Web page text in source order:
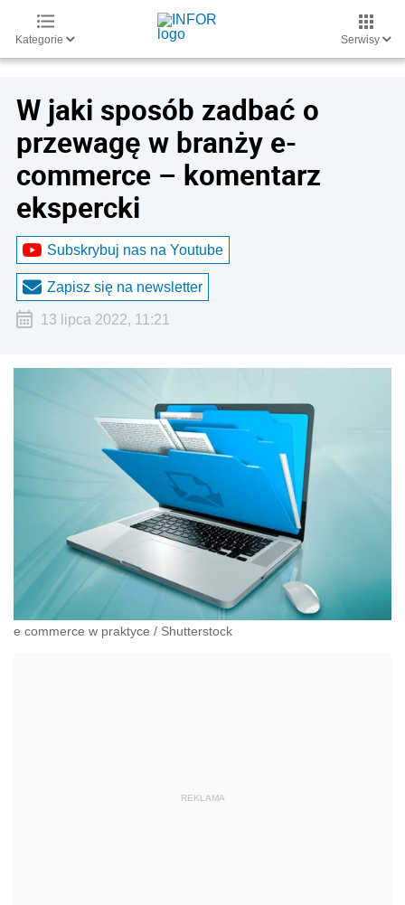
Kategorie Serwisy
W jaki sposób zadbać o
przewagę w branży e-
commerce – komentarz
ekspercki
Subskrybuj nas na Youtube
Zapisz się na newsletter
13 lipca 2022, 11:21
e commerce w praktyce / Shutterstock